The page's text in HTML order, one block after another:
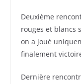
Deuxième
rouges et blancs
on a joué
finalement
Dernière